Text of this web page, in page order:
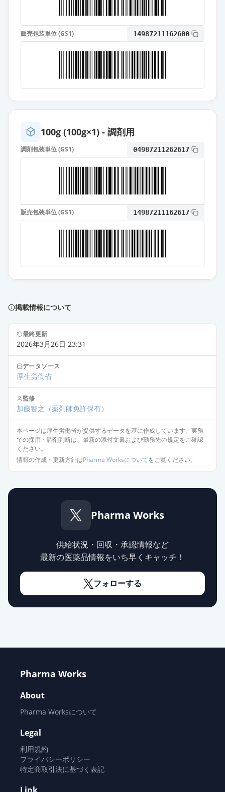
販売包装単位 (GS1) 14987211162600
100g (100g×1) - 調剤用
調剤包装単位 (GS1) 04987211262617
販売包装単位 (GS1) 14987211162617
掲載情報について
最終更新
2026年3月26日 23:31
データソース
厚生労働省
監修
加藤智之 （薬剤師免許保有）
本ページは厚生労働省が提供するデータを基に作成しています。実務
での採用・調剤判断は、最新の添付文書および勤務先の規定をご確認
ください。
情報の作成・更新方針はPharma Worksについてをご覧ください。
Pharma Works
供給状況・回収・承認情報など
最新の医薬品情報をいち早くキャッチ！
フォローする
Pharma Works
About
Pharma Worksについて
Legal
利用規約
プライバシーポリシー
特定商取引法に基づく表記